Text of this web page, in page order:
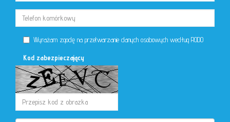
Wyrażam zgodę na przetwarzanie danych osobowych według RODO
Kod zabezpieczający